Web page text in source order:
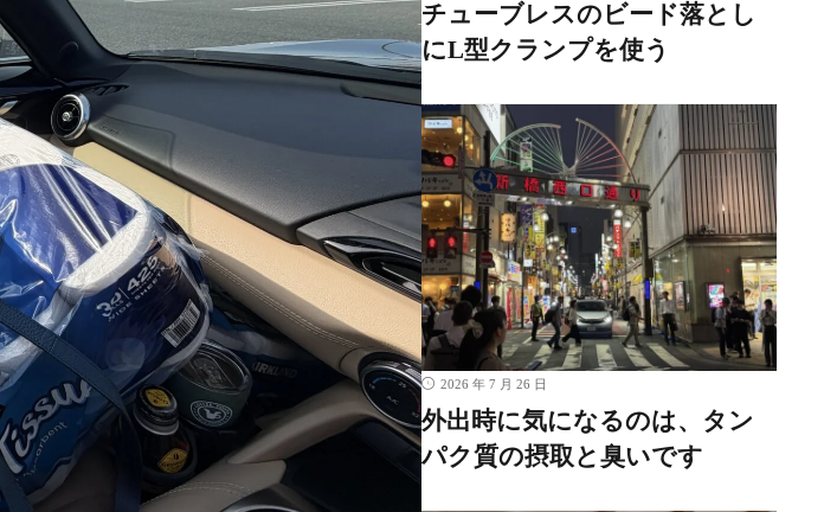
チューブレスのビード落とし
にL型クランプを使う
2026 年 7 月 26 日
外出時に気になるのは、タン
パク質の摂取と臭いです